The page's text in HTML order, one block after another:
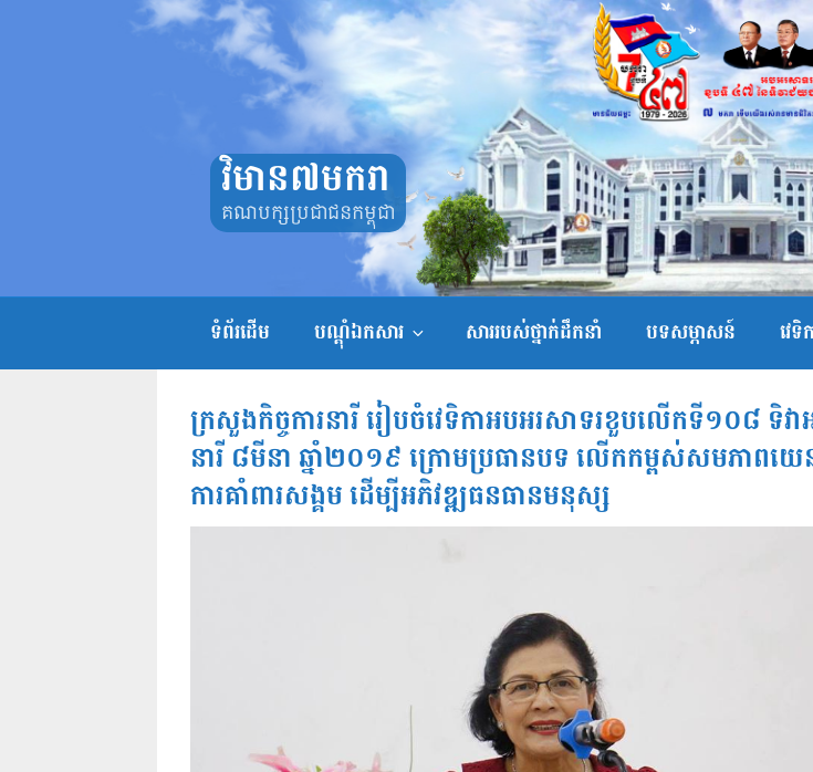
វិមាន៧មករា
គណបក្សប្រជាជនកម្ពុជា
ទំព័រដើម បណ្តុំឯកសារ សាររបស់ថ្នាក់ដឹកនាំ បទសម្ភាសន៍ វេ
ក្រសួងកិច្ចការនារី រៀបចំវេទិកាអបអរសាទរខួបលេីកទី១០៨ ទិវាអ
នារី ៨មីនា ឆ្នាំ២០១៩ ក្រោមប្រធានបទ លេីកកម្ពស់សមភាពយេ
ការគាំពារសង្គម ដេីម្បីអភិវឌ្ឍធនធានមនុស្ស